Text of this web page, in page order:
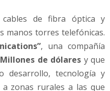
cables de fibra óptica y
manos torres telefónicas.
, una compañía
de dólares y que
desarrollo, tecnología y
a zonas rurales a las que